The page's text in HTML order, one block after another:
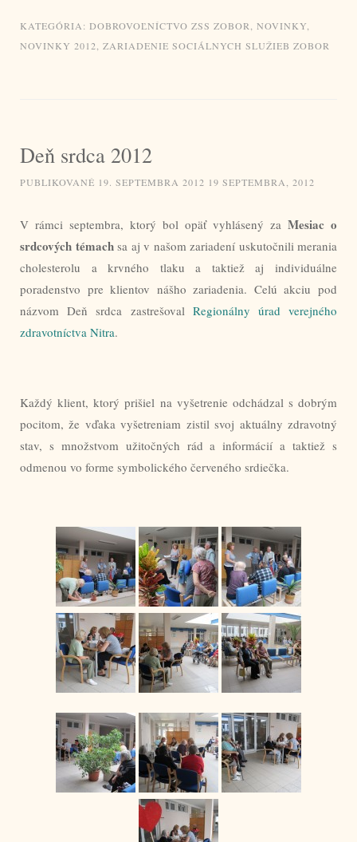
KATEGÓRIA: DOBROVOĽNÍCTVO ZSS ZOBOR, NOVINKY,
NOVINKY 2012, ZARIADENIE SOCIÁLNYCH SLUŽIEB ZOBOR
Deň srdca 2012
PUBLIKOVANÉ 19. SEPTEMBRA 2012 19 SEPTEMBRA, 2012
V rámci septembra, ktorý bol opäť vyhlásený za Mesiac o
srdcových témachsa aj v našom zariadení uskutočnili merania
cholesterolu a krvného tlaku a taktiež aj individuálne
poradenstvo pre klientov nášho zariadenia. Celú akciu pod
názvom Deň srdca zastrešoval Regionálny úrad verejného
zdravotníctva Nitra.
Každý klient, ktorý prišiel na vyšetrenie odchádzal s dobrým
pocitom, že vďaka vyšetreniam zistil svoj aktuálny zdravotný
stav, s množstvom užitočných rád a informácií a taktiež s
odmenou vo forme symbolického červeného srdiečka.